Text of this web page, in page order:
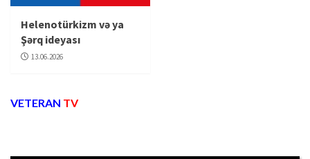
Helenotürkizm və ya
Şərq ideyası
13.06.2026
VETERAN TV